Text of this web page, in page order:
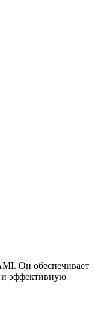
Он обеспечивает
и эффективную